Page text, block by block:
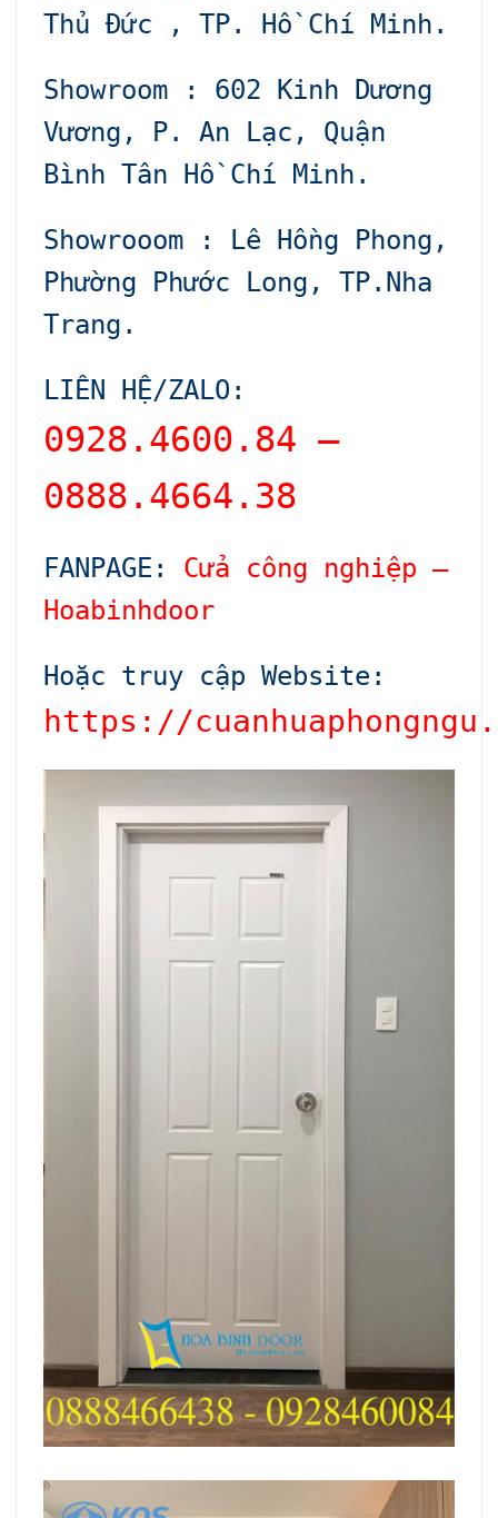
Thủ Đức , TP. Hồ Chí Minh.
Showroom : 602 Kinh Dương
Vương, P. An Lạc, Quận
Bình Tân Hồ Chí Minh.
Showrooom : Lê Hồng Phong,
Phường Phước Long, TP.Nha
Trang.
LIÊN HỆ/ZALO:
0928.4600.84 –
0888.4664.38
FANPAGE:
Cửa công nghiệp –
Hoabinhdoor
Hoặc truy cập Website:
https://